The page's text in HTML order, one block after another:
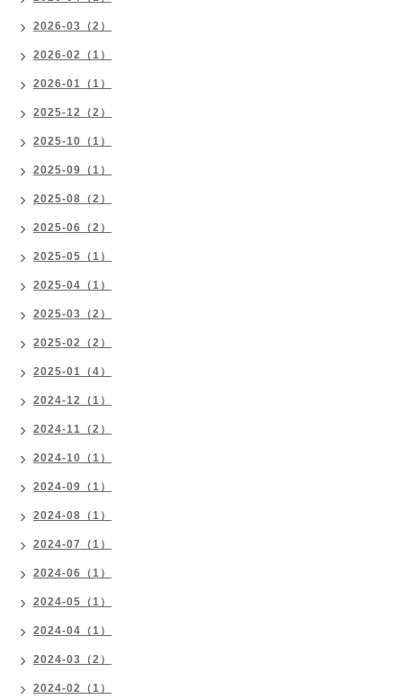
2026-03（2）
2026-02（1）
2026-01（1）
2025-12（2）
2025-10（1）
2025-09（1）
2025-08（2）
2025-06（2）
2025-05（1）
2025-04（1）
2025-03（2）
2025-02（2）
2025-01（4）
2024-12（1）
2024-11（2）
2024-10（1）
2024-09（1）
2024-08（1）
2024-07（1）
2024-06（1）
2024-05（1）
2024-04（1）
2024-03（2）
2024-02（1）